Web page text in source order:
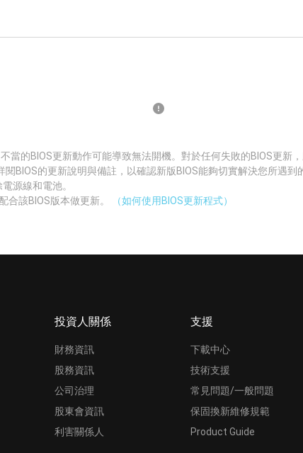
當的BIOS更新動作可能導致無法開機。對於任何失敗的BIOS更新，
BIOS的更新說明與備註，以確認新版BIOS能夠切實解決您所遇到
源線和電池。
合該BIOS版本做更新。
（如何使用BIOS更新程式）
投資人關係
財務資訊
股務資訊
公司治理
股東會資訊
利害關係人
支援
下載中心
技術支援
常見問題/一般問題
保固換新維修規範
Product Guide